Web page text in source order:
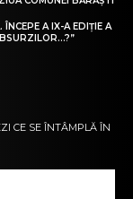
A IX-A EDIȚIE A
CE SE ÎNTÂMPLĂ ÎN